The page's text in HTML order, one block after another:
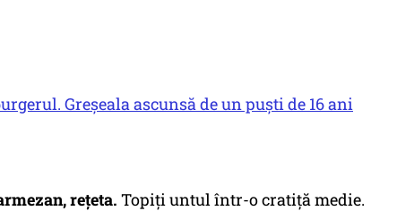
Greșeala ascunsă de un puști de 16 ani
rețeta. Topiţi untul într-o cratiţă medie.